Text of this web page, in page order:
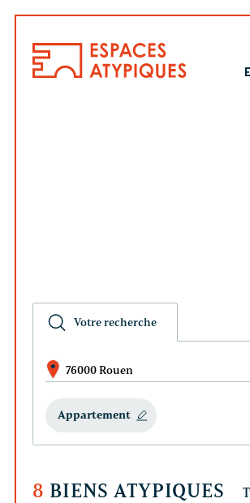
Votre recherche
76000 Rouen
Appartement
8 BIENS ATYPIQUES